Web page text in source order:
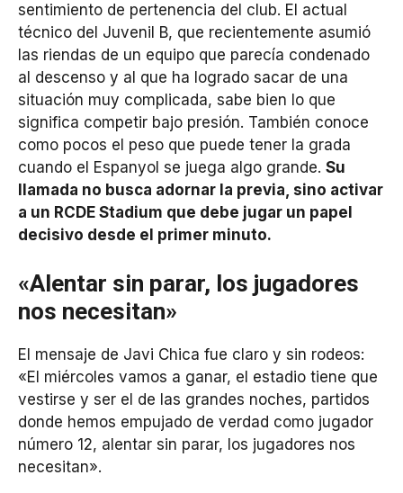
sentimiento de pertenencia del club. El actual
técnico del Juvenil B, que recientemente asumió
las riendas de un equipo que parecía condenado
al descenso y al que ha logrado sacar de una
situación muy complicada, sabe bien lo que
significa competir bajo presión. También conoce
como pocos el peso que puede tener la grada
cuando el Espanyol se juega algo grande. Su
llamada no busca adornar la previa, sino activar
a un RCDE Stadium que debe jugar un papel
decisivo desde el primer minuto.
«Alentar sin parar, los jugadores
nos necesitan»
El mensaje de Javi Chica fue claro y sin rodeos:
«El miércoles vamos a ganar, el estadio tiene que
vestirse y ser el de las grandes noches, partidos
donde hemos empujado de verdad como jugador
número 12, alentar sin parar, los jugadores nos
necesitan».